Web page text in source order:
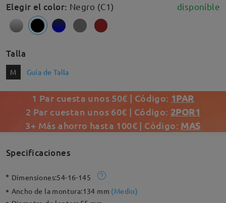
Elegir el color: Negro (C1) disponible
Talla
M Guía de Talla
1 Par cuesta unos 50€ | Código: 1PAR
2 Par cuestan unos 60€ | Código: 2POR1
3+ Más ahorro hasta 100€ | Código: MAS
Specificaciones
Dimensiones:54-16-145
Ancho de la montura:134 mm (Medio)